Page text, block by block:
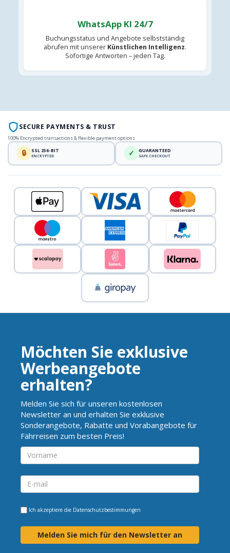
WhatsApp KI 24/7
Buchungsstatus und Angebote selbstständig
abrufen mit unserer Künstlichen Intelligenz.
Sofortige Antworten – jeden Tag.
SECURE PAYMENTS & TRUST
100% Encrypted transactions & flexible payment options
🔒 SSL 256-BIT
ENCRYPTED ✓ GUARANTEED
SAFE CHECKOUT
Möchten Sie exklusive
Werbeangebote
erhalten?
Melden Sie sich für unseren kostenlosen
Newsletter an und erhalten Sie exklusive
Sonderangebote, Rabatte und Vorabangebote für
Fährreisen zum besten Preis!
Ich akzeptiere die Datenschutzbestimmungen
Melden Sie mich für den Newsletter an